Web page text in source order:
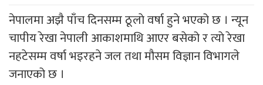
नेपालमा अझै पाँच दिनसम्म ठूलाे वर्षा हुने भएको छ । न्यून
चापीय रेखा नेपाली आकाशमाथि आएर बसेको र त्याे रेखा
नहटेसम्म वर्षा भइरहने जल तथा मौसम विज्ञान विभागले
जनाएको छ ।